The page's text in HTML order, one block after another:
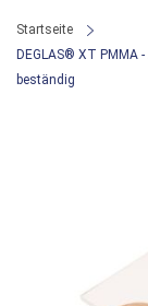
Startseite
DEGLAS® XT PMMA
beständig